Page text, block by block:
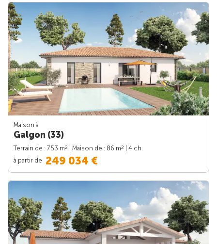
Maison à
Galgon (33)
Terrain de : 753 m2 | Maison de : 86 m2
| 4 ch.
à partir de 249 034 €